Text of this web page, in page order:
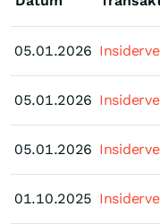
05.01.2026
05.01.2026
05.01.2026
01.10.2025
05.01.2026
05.01.2026
05.01.2026
01.10.2025